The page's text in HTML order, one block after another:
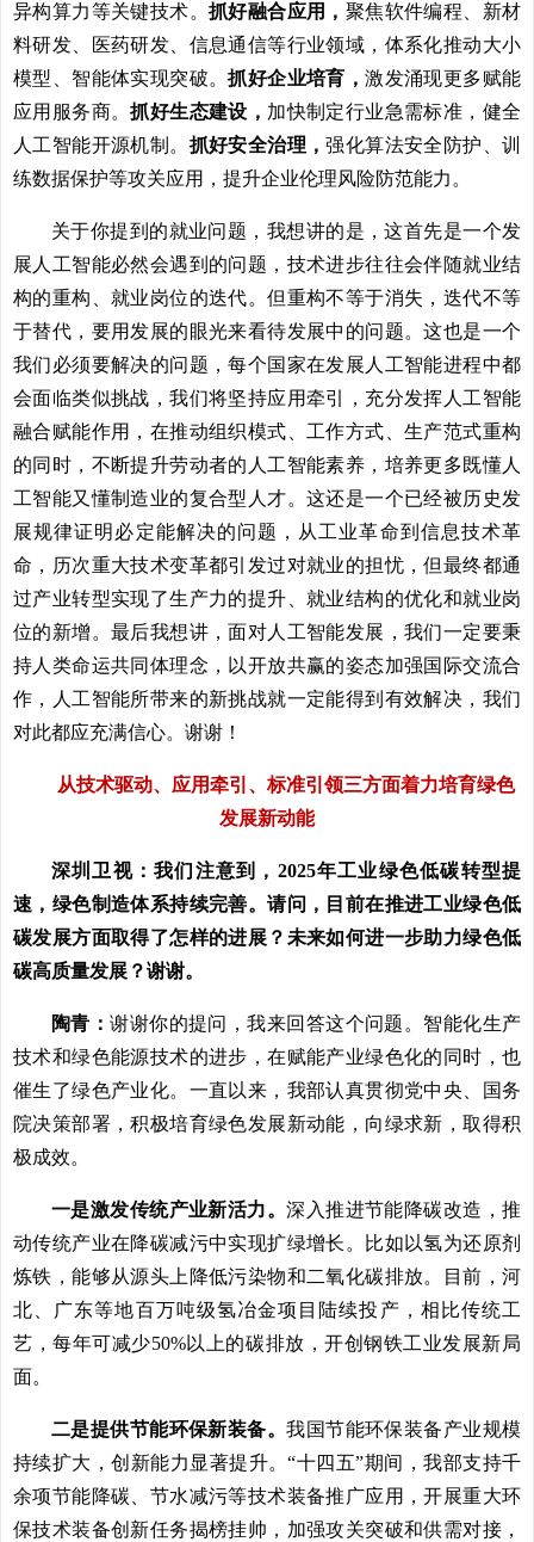
异构算力等关键技术。 抓好融合应用， 聚焦软件编程、新材
料研发、医药研发、信息通信等行业领域，体系化推动大小
模型、智能体实现突破。抓好企业培育，激发涌现更多赋能
应用服务商。抓好生态建设， 加快制定行业急需标准，健全
人工智能开源机制。 抓好安全治理，强化算法安全防护、训
练数据保护等攻关应用，提升企业伦理风险防范能力。
关于你提到的就业问题，我想讲的是，这首先是一个发
展人工智能必然会遇到的问题，技术进步往往会伴随就业结
构的重构、就业岗位的迭代。但重构不等于消失，迭代不等
于替代，要用发展的眼光来看待发展中的问题。这也是一个
我们必须要解决的问题，每个国家在发展人工智能进程中都
会面临类似挑战，我们将坚持应用牵引，充分发挥人工智能
融合赋能作用，在推动组织模式、工作方式、生产范式重构
的同时，不断提升劳动者的人工智能素养，培养更多既懂人
工智能又懂制造业的复合型人才。这还是一个已经被历史发
展规律证明必定能解决的问题，从工业革命到信息技术革
命，历次重大技术变革都引发过对就业的担忧，但最终都通
过产业转型实现了生产力的提升、就业结构的优化和就业岗
位的新增。最后我想讲，面对人工智能发展，我们一定要秉
持人类命运共同体理念，以开放共赢的姿态加强国际交流合
作，人工智能所带来的新挑战就一定能得到有效解决，我们
对此都应充满信心。谢谢！
从技术驱动、应用牵引、标准引领三方面着力培育绿色
发展新动能
深圳卫视：我们注意到，2025年工业绿色低碳转型提
速，绿色制造体系持续完善。请问，目前在推进工业绿色低
碳发展方面取得了怎样的进展？未来如何进一步助力绿色低
碳高质量发展？谢谢。
陶青：谢谢你的提问，我来回答这个问题。智能化生产
技术和绿色能源技术的进步，在赋能产业绿色化的同时，也
催生了绿色产业化。一直以来，我部认真贯彻党中央、国务
院决策部署，积极培育绿色发展新动能，向绿求新，取得积
极成效。
一是激发传统产业新活力。深入推进节能降碳改造，推
动传统产业在降碳减污中实现扩绿增长。比如以氢为还原剂
炼铁，能够从源头上降低污染物和二氧化碳排放。目前，河
北、广东等地百万吨级氢冶金项目陆续投产，相比传统工
艺，每年可减少50%以上的碳排放，开创钢铁工业发展新局
面。
二是提供节能环保新装备。我国节能环保装备产业规模
持续扩大，创新能力显著提升。“十四五”期间，我部支持千
余项节能降碳、节水减污等技术装备推广应用，开展重大环
保技术装备创新任务揭榜挂帅，加强攻关突破和供需对接，